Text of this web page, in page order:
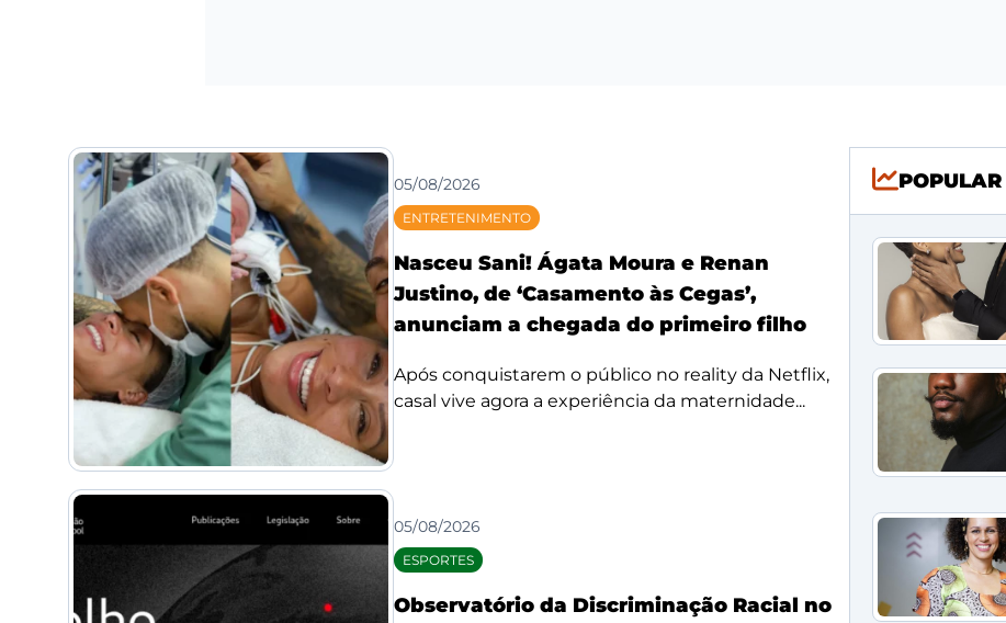
05/08/2026
ENTRETENIMENTO
Nasceu Sani! Ágata Moura e Renan
Justino, de ‘Casamento às Cegas’,
anunciam a chegada do primeiro filho
Após conquistarem o público no reality da Netflix,
casal vive agora a experiência da maternidade...
05/08/2026
ESPORTES
Observatório da Discriminação Racial no
POPULAR